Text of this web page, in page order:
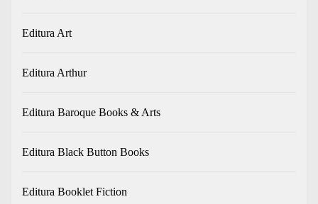
Editura Art
Editura Arthur
Editura Baroque Books & Arts
Editura Black Button Books
Editura Booklet Fiction